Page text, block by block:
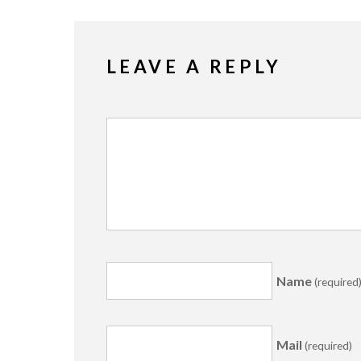
LEAVE A REPLY
Name
Mail(required)